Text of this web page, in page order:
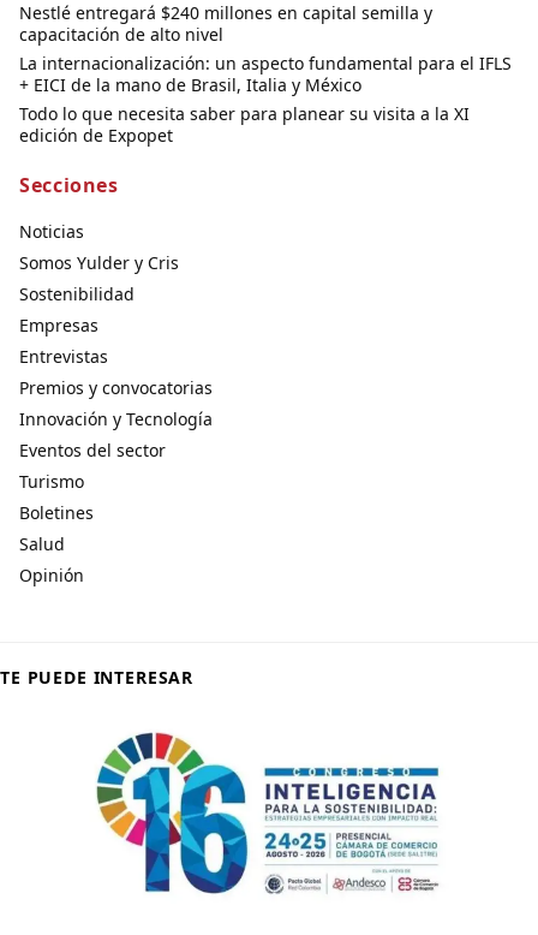
Nestlé entregará $240 millones en capital semilla y
capacitación de alto nivel
La internacionalización: un aspecto fundamental para el IFLS
+ EICI de la mano de Brasil, Italia y México
Todo lo que necesita saber para planear su visita a la XI
edición de Expopet
Secciones
Noticias
Somos Yulder y Cris
Sostenibilidad
Empresas
Entrevistas
Premios y convocatorias
Innovación y Tecnología
Eventos del sector
Turismo
Boletines
Salud
Opinión
TE PUEDE INTERESAR